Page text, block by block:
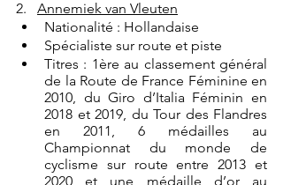
2. Annemiek van Vleuten
Nationalité : Hollandaise
Spécialiste sur route et piste
Titres : 1ère au classement général
de la Route de France Féminine en
2010, du Giro d’Italia Féminin en
2018 et 2019, du Tour des Flandres
en 2011, 6 médailles au
Championnat du monde de
cyclisme sur route entre 2013 et
2020 et une médaille d’or au